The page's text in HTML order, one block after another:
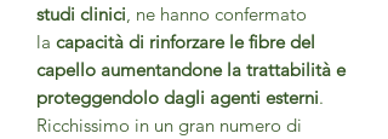
studi clinici, ne hanno confermato
la capacità di rinforzare le fibre del
capello aumentandone la trattabilità e
proteggendolo dagli agenti esterni.
Ricchissimo in un gran numero di